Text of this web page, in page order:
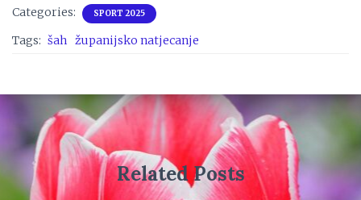
Categories: SPORT 2025
Tags: šah županijsko natjecanje
Related Posts